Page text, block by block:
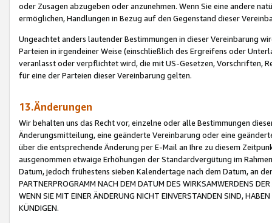
oder Zusagen abzugeben oder anzunehmen. Wenn Sie eine andere
ermöglichen, Handlungen in Bezug auf den Gegenstand dieser
Ungeachtet anders lautender Bestimmungen in dieser Vereinbarung
Parteien in irgendeiner Weise (einschließlich des Ergreifens oder
veranlasst oder verpflichtet wird, die mit US-Gesetzen, Vorschriften,
für eine der Parteien dieser Vereinbarung gelten.
13.Änderungen
Wir behalten uns das Recht vor, einzelne oder alle Bestimmungen
Änderungsmitteilung, eine geänderte Vereinbarung oder eine
über die entsprechende Änderung per E-Mail an Ihre zu diesem
ausgenommen etwaige Erhöhungen der Standardvergütung im
Datum, jedoch frühestens sieben Kalendertage nach dem Datum, an
PARTNERPROGRAMM NACH DEM DATUM DES WIRKSAMWERDENS
WENN SIE MIT EINER ÄNDERUNG NICHT EINVERSTANDEN SIND,
KÜNDIGEN.